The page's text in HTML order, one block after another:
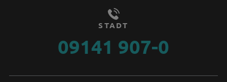
STADT
09141 907-0